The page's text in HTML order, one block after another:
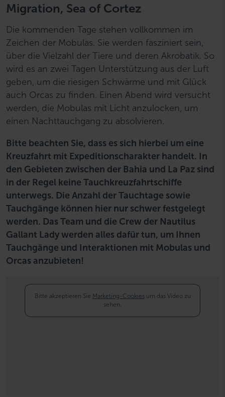
Migration, Sea of Cortez
Die kommenden Tage stehen vollkommen im
Zeichen der Mobulas. Sie werden fasziniert sein,
über die Vielzahl der Tiere und deren Akrobatik. So
wird es an zwei Tagen Unterstützung aus der Luft
geben, um die riesigen Schwärme und mit Glück
auch Orcas zu finden. Einen Abend wird versucht
werden, die Mobulas mit Licht anzulocken, um
einen Nachttauchgang zu absolvieren.
Bitte beachten Sie, dass es sich hierbei um eine
Kreuzfahrt mit Expeditionscharakter handelt. In
den Gebieten zwischen der Bahia und La Paz sind
in der Regel keine Tauchkreuzfahrtschiffe
unterwegs. Die Anzahl der Tauchtage sowie
Tauchgänge können hier nur schwer festgelegt
werden. Das Team und die Crew der Nautilus
Gallant Lady werden alles dafür tun, um Ihnen
Tauchgänge und Interaktionen mit Mobulas und
Orcas anzubieten!
Bitte akzeptieren Sie Marketing-Cookiesum das Video zu
sehen.